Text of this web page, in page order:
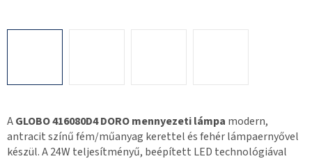
AGLOBO 416080D4 DORO mennyezeti lámpa modern,
antracit színű fém/műanyag kerettel és fehér lámpaernyővel
készül. A 24W teljesítményű, beépített LED technológiával